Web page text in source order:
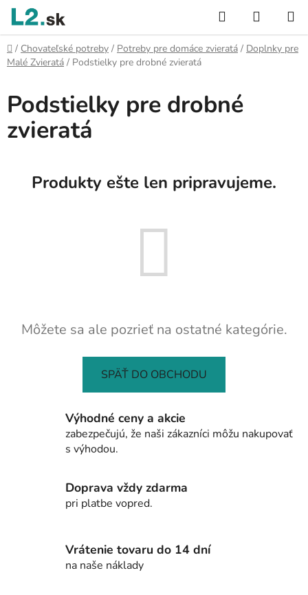
Prejsť
obsah
Hľadať
KOŠÍK
Domov
/ Chovateľské potreby / Potreby pre domáce zvieratá / Doplnky pre
Malé Zvieratá / Podstielky pre drobné zvieratá
Podstielky pre drobné
zvieratá
Produkty ešte len pripravujeme.
Môžete sa ale pozrieť na ostatné kategórie.
SPÄŤ DO OBCHODU
Výhodné ceny a akcie
zabezpečujú, že naši zákazníci môžu nakupovať
s výhodou.
Doprava vždy zdarma
pri platbe vopred.
Vrátenie tovaru do 14 dní
na naše náklady